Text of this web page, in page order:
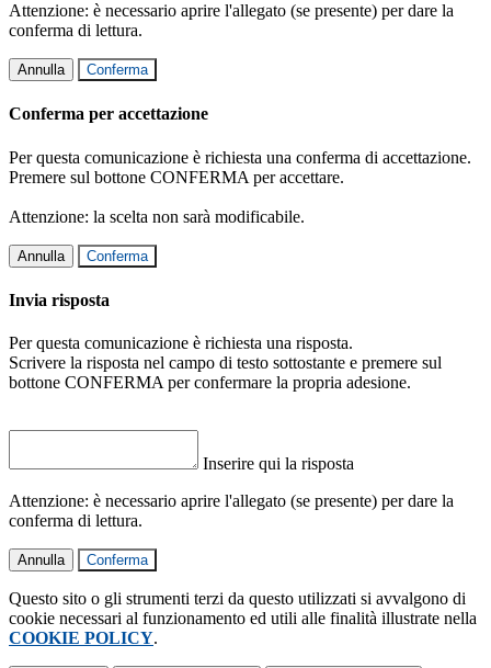
Attenzione: è necessario aprire l'allegato (se presente) per dare la
conferma di lettura.
Annulla Conferma
Conferma per accettazione
Per questa comunicazione è richiesta una conferma di accettazione.
Premere sul bottone CONFERMA per accettare.
Attenzione: la scelta non sarà modificabile.
Annulla Conferma
Invia risposta
Per questa comunicazione è richiesta una risposta.
Scrivere la risposta nel campo di testo sottostante e premere sul
bottone CONFERMA per confermare la propria adesione.
Inserire qui la risposta
Attenzione: è necessario aprire l'allegato (se presente) per dare la
conferma di lettura.
Annulla Conferma
Questo sito o gli strumenti terzi da questo utilizzati si avvalgono di
cookie necessari al funzionamento ed utili alle finalità illustrate nella
COOKIE POLICY.